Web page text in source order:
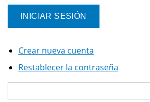
Crear nueva cuenta
Restablecer la contraseña